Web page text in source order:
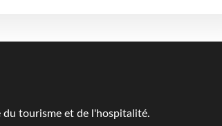
du tourisme et de l'hospitalité.